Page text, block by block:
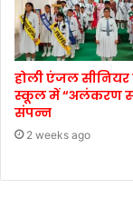
होली एंजल
स्कूल में “अलंकरण
संपन्न
2 weeks ago